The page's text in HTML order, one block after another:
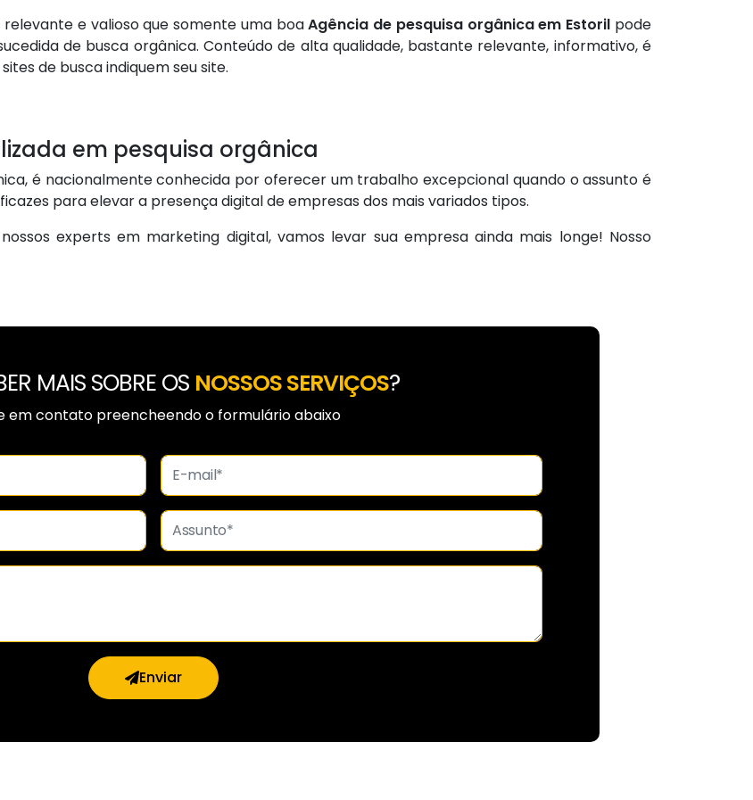
e valioso que somente uma boaAgência de pesquisa orgânica em Estoril pode
de busca orgânica. Conteúdo de alta qualidade, bastante relevante, informativo, é
de busca indiquem seu site.
em pesquisa orgânica
é nacionalmente conhecida por oferecer um trabalho excepcional quando o assunto é
para elevar a presença digital de empresas dos mais variados tipos.
experts em marketing digital, vamos levar sua empresa ainda mais longe! Nosso
MAIS SOBRE OS NOSSOS SERVIÇOS?
em contato preencheendo o formulário abaixo
Enviar